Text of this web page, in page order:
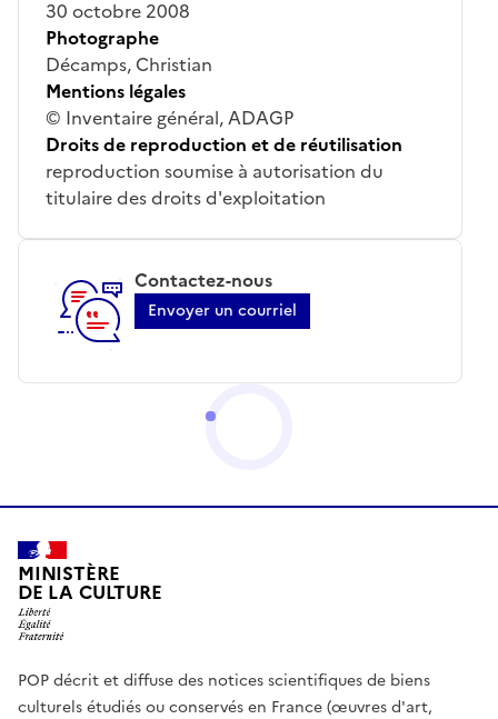
30 octobre 2008
Photographe
Décamps, Christian
Mentions légales
© Inventaire général, ADAGP
Droits de reproduction et de réutilisation
reproduction soumise à autorisation du
titulaire des droits d'exploitation
Contactez-nous
Envoyer un courriel
MINISTÈRE
DE LA CULTURE
POP décrit et diffuse des notices scientifiques de biens
culturels étudiés ou conservés en France (œuvres d'art,